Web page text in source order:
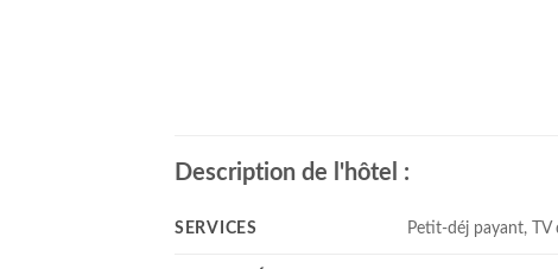
Description de l'hôtel :
SERVICES Petit-déj payant, TV